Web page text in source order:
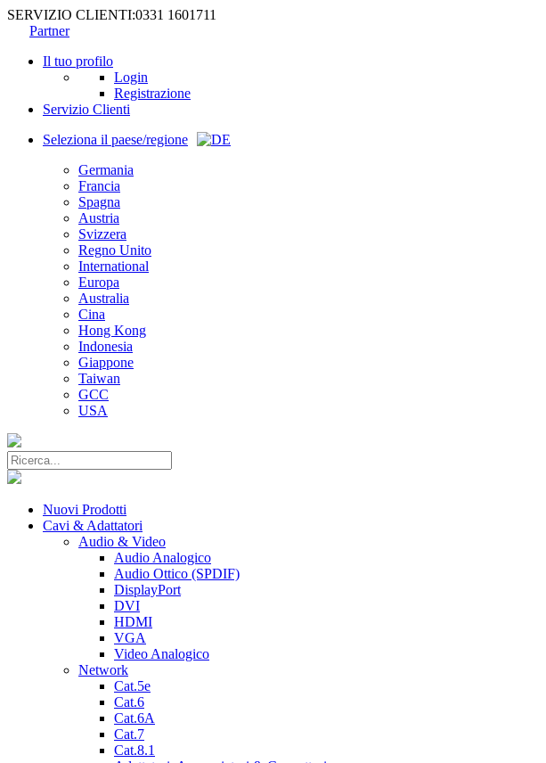
SERVIZIO CLIENTI:0331 1601711
Partner
Il tuo profilo
Login
Registrazione
Servizio Clienti
Seleziona il paese/regione
Germania
Francia
Spagna
Austria
Svizzera
Regno Unito
International
Europa
Australia
Cina
Hong Kong
Indonesia
Giappone
Taiwan
GCC
USA
Nuovi Prodotti
Cavi & Adattatori
Audio & Video
Audio Analogico
Audio Ottico (SPDIF)
DisplayPort
DVI
HDMI
VGA
Video Analogico
Network
Cat.5e
Cat.6
Cat.6A
Cat.7
Cat.8.1